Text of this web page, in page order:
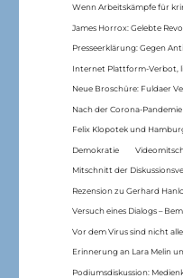
Wenn Arbeitskämpfe für
James Horrox: Gelebte
Presseerklärung: Gegen
Internet Plattform-Verbot,
Neue Broschüre: Fuldaer
Nach der Corona-
Felix Klopotek und
Demokratie
Mitschnitt der
Rezension zu Gerhard
Versuch eines Dialogs –
Vor dem Virus sind nicht
Erinnerung an Lara Melin
Podiumsdiskussion: